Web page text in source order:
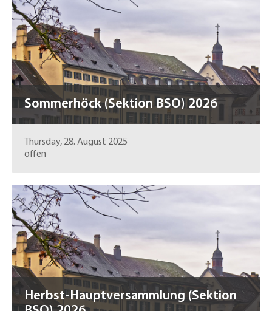
Sommerhöck (Sektion BSO) 2026
Thursday, 28. August 2025
offen
Herbst-Hauptversammlung (Sektion